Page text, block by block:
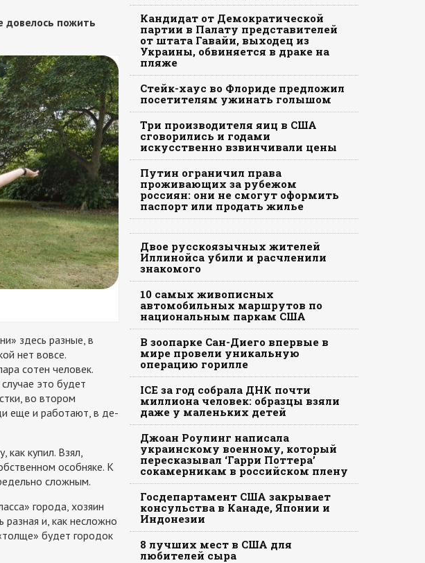
довелось пожить
здесь разные, в
нет вовсе.
сотен человек.
это будет
во втором
еще и работают, в де-
купил. Взял,
особняке. К
сложным.
города, хозяин
разная и, как несложно
будет городок
Кандидат от Демократической
партии в Палату представителей
от штата Гавайи, выходец из
Украины, обвиняется в драке на
пляже
Стейк-хаус во Флориде предложил
посетителям ужинать голышом
Три производителя яиц в США
сговорились и годами
искусственно взвинчивали цены
Путин ограничил права
проживающих за рубежом
россиян: они не смогут оформить
паспорт или продать жилье
Двое русскоязычных жителей
Иллинойса убили и расчленили
знакомого
10 самых живописных
автомобильных маршрутов по
национальным паркам США
В зоопарке Сан-Диего впервые в
мире провели уникальную
операцию горилле
ICE за год собрала ДНК почти
миллиона человек: образцы взяли
даже у маленьких детей
Джоан Роулинг написала
украинскому военному, который
пересказывал ‘Гарри Поттера’
сокамерникам в российском плену
Госдепартамент США закрывает
консульства в Канаде, Японии и
Индонезии
8 лучших мест в США для
любителей сыра